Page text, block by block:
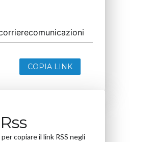
COPIA LINK
copiare il link RSS negli